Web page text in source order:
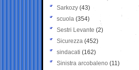
Sarkozy (43)
scuola (354)
Sestri Levante (2)
Sicurezza (452)
sindacati (162)
Sinistra arcobaleno (11)